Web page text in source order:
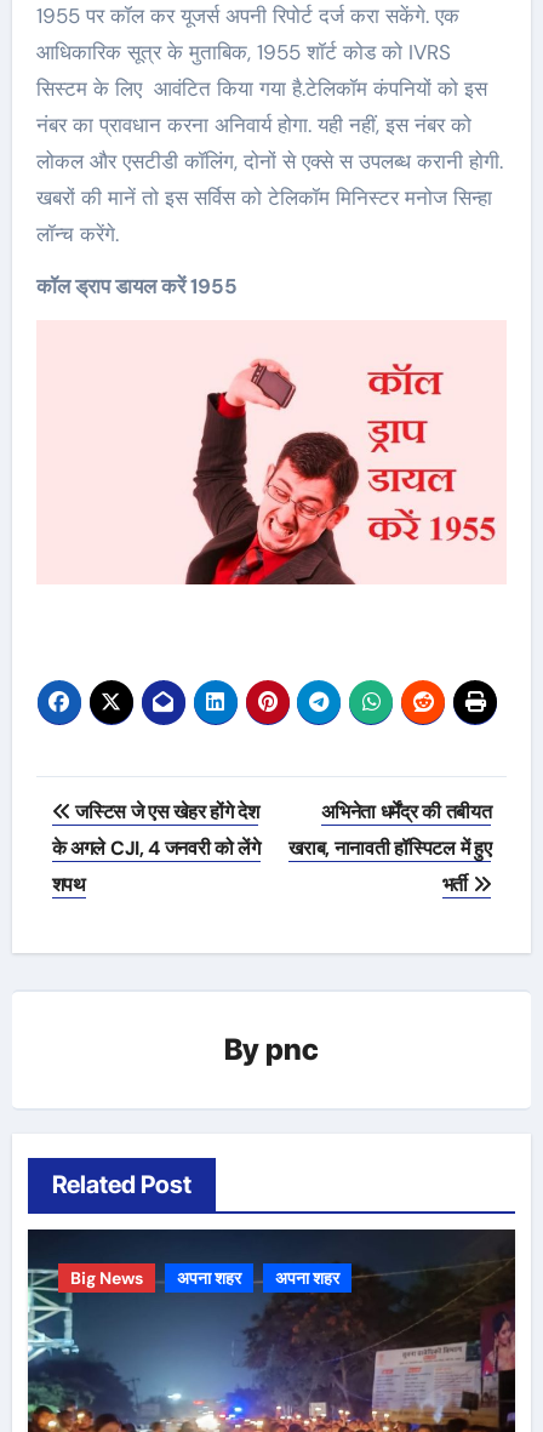
1955 पर कॉल कर यूजर्स अपनी रिपोर्ट दर्ज करा सकेंगे. एक
आधिकारिक सूत्र के मुताबिक, 1955 शॉर्ट कोड को IVRS
सिस्टम के लिए आवंटित किया गया है.टेलिकॉम कंपनियों को इस
नंबर का प्रावधान करना अनिवार्य होगा. यही नहीं, इस नंबर को
लोकल और एसटीडी कॉलिंग, दोनों से एक्से स उपलब्ध करानी होगी.
खबरों की मानें तो इस सर्विस को टेलिकॉम मिनिस्टर मनोज सिन्हा
लॉन्च करेंगे.
कॉल ड्राप डायल करें 1955
Post
navigation
जस्टिस जे एस खेहर होंगे देश
के अगले CJI, 4 जनवरी को लेंगे
शपथ
अभिनेता धर्मेंद्र की तबीयत
खराब, नानावती हॉस्पिटल में हुए
भर्ती
By pnc
Related Post
Big News अपना शहर अपना शहर